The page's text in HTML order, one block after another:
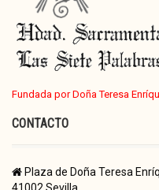
Fundada por Doña Teresa
CONTACTO
Plaza de Doña Teresa
41002 Sevilla